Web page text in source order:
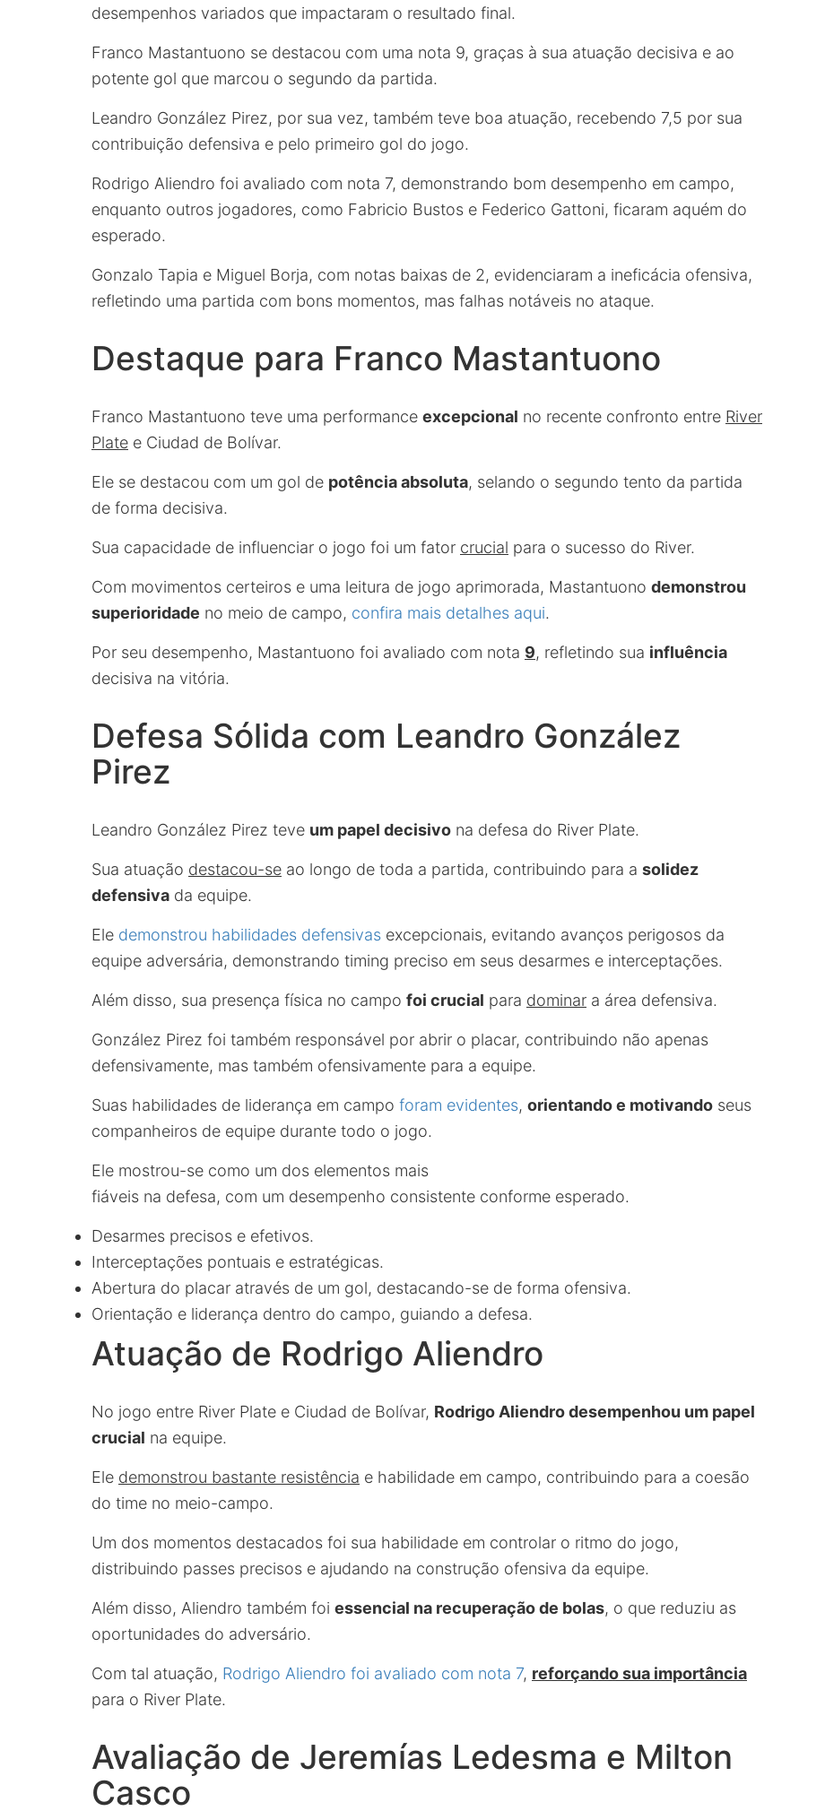
desempenhos variados que impactaram o resultado final.
Franco Mastantuono se destacou com uma nota 9, graças à sua atuação decisiva e ao
potente gol que marcou o segundo da partida.
Leandro González Pirez, por sua vez, também teve boa atuação, recebendo 7,5 por sua
contribuição defensiva e pelo primeiro gol do jogo.
Rodrigo Aliendro foi avaliado com nota 7, demonstrando bom desempenho em campo,
enquanto outros jogadores, como Fabricio Bustos e Federico Gattoni, ficaram aquém do
esperado.
Gonzalo Tapia e Miguel Borja, com notas baixas de 2, evidenciaram a ineficácia ofensiva,
refletindo uma partida com bons momentos, mas falhas notáveis no ataque.
Destaque para Franco Mastantuono
Franco Mastantuono teve uma performance excepcional no recente confronto entre River
Plate e Ciudad de Bolívar.
Ele se destacou com um gol de potência absoluta, selando o segundo tento da partida
de forma decisiva.
Sua capacidade de influenciar o jogo foi um fator crucial para o sucesso do River.
Com movimentos certeiros e uma leitura de jogo aprimorada, Mastantuono demonstrou
superioridade no meio de campo, confira mais detalhes aqui.
Por seu desempenho, Mastantuono foi avaliado com nota 9, refletindo sua influência
decisiva na vitória.
Defesa Sólida com Leandro González
Pirez
Leandro González Pirez teve um papel decisivo na defesa do River Plate.
Sua atuação destacou-se ao longo de toda a partida, contribuindo para a solidez
defensiva da equipe.
Ele demonstrou habilidades defensivas excepcionais, evitando avanços perigosos da
equipe adversária, demonstrando timing preciso em seus desarmes e interceptações.
Além disso, sua presença física no campo foi crucial para dominar a área defensiva.
González Pirez foi também responsável por abrir o placar, contribuindo não apenas
defensivamente, mas também ofensivamente para a equipe.
Suas habilidades de liderança em campo foram evidentes, orientando e motivando seus
companheiros de equipe durante todo o jogo.
Ele mostrou-se como um dos elementos mais
fiáveis na defesa, com um desempenho consistente conforme esperado.
Desarmes precisos e efetivos.
Interceptações pontuais e estratégicas.
Abertura do placar através de um gol, destacando-se de forma ofensiva.
Orientação e liderança dentro do campo, guiando a defesa.
Atuação de Rodrigo Aliendro
No jogo entre River Plate e Ciudad de Bolívar, Rodrigo Aliendro desempenhou um papel
crucial na equipe.
Ele demonstrou bastante resistência e habilidade em campo, contribuindo para a coesão
do time no meio-campo.
Um dos momentos destacados foi sua habilidade em controlar o ritmo do jogo,
distribuindo passes precisos e ajudando na construção ofensiva da equipe.
Além disso, Aliendro também foi essencial na recuperação de bolas, o que reduziu as
oportunidades do adversário.
Com tal atuação, Rodrigo Aliendro foi avaliado com nota 7, reforçando sua importância
para o River Plate.
Avaliação de Jeremías Ledesma e Milton
Casco